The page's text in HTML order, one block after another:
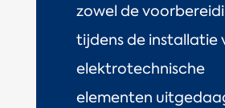
zowel de
tijdens de installatie
elektrotechnische
elementen